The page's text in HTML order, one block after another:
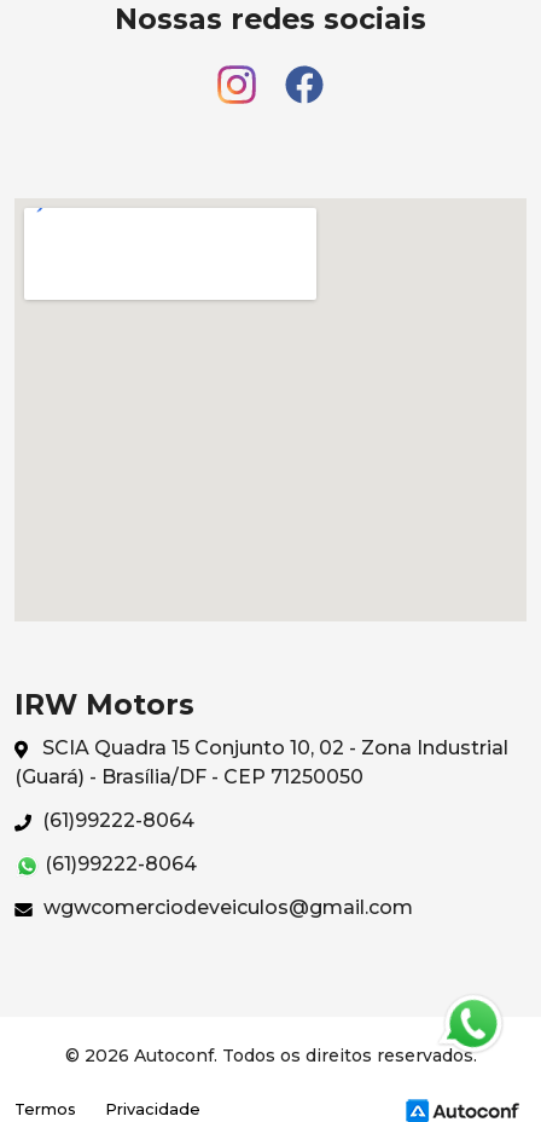
Nossas redes sociais
IRW Motors
SCIA Quadra 15 Conjunto 10, 02 - Zona Industrial
(Guará) - Brasília/DF - CEP 71250050
(61)99222-8064
(61)99222-8064
wgwcomerciodeveiculos@gmail.com
© 2026 Autoconf. Todos os direitos reservados.
Termos Privacidade